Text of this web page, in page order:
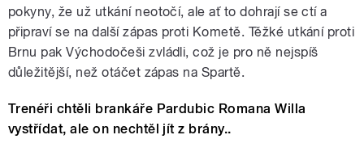
pokyny, že už utkání neotočí, ale ať to dohrají se ctí a
připraví se na další zápas proti Kometě. Těžké utkání proti
Brnu pak Východočeši zvládli, což je pro ně nejspíš
důležitější, než otáčet zápas na Spartě.
Trenéři chtěli brankáře Pardubic Romana Willa
vystřídat, ale on nechtěl jít z brány..